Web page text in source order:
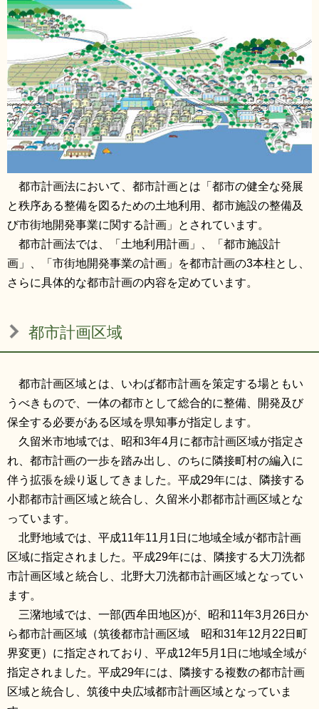
RSS
サイトについて
閉じる
都市計画法において、都市計画とは「都市の健全な発展
と秩序ある整備を図るための土地利用、都市施設の整備及
び市街地開発事業に関する計画」とされています。
都市計画法では、「土地利用計画」、「都市施設計
画」、「市街地開発事業の計画」を都市計画の3本柱とし、
さらに具体的な都市計画の内容を定めています。
都市計画区域
都市計画区域とは、いわば都市計画を策定する場ともい
うべきもので、一体の都市として総合的に整備、開発及び
保全する必要がある区域を県知事が指定します。
久留米市地域では、昭和3年4月に都市計画区域が指定さ
れ、都市計画の一歩を踏み出し、のちに隣接町村の編入に
伴う拡張を繰り返してきました。平成29年には、隣接する
小郡都市計画区域と統合し、久留米小郡都市計画区域とな
っています。
北野地域では、平成11年11月1日に地域全域が都市計画
区域に指定されました。平成29年には、隣接する大刀洗都
市計画区域と統合し、北野大刀洗都市計画区域となってい
ます。
三潴地域では、一部(西牟田地区)が、昭和11年3月26日か
ら都市計画区域（筑後都市計画区域 昭和31年12月22日町
界変更）に指定されており、平成12年5月1日に地域全域が
指定されました。平成29年には、隣接する複数の都市計画
区域と統合し、筑後中央広域都市計画区域となっていま